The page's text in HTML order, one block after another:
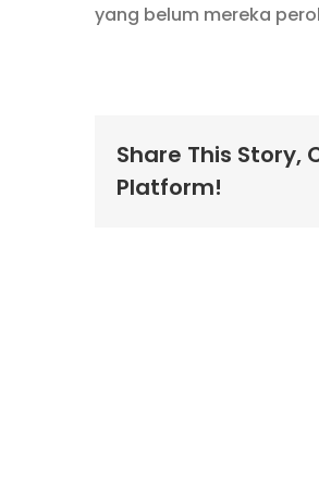
yang belum mereka
Share This Story,
Platform!